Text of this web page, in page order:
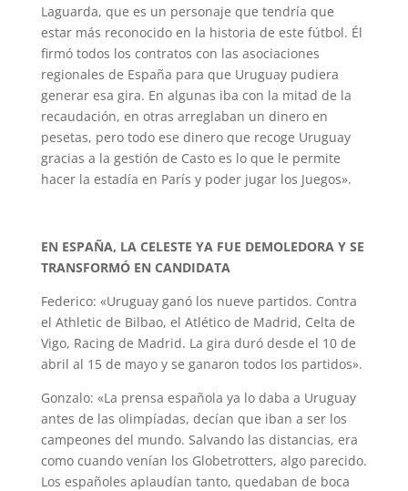
Laguarda, que es un personaje que tendría que
estar más reconocido en la historia de este fútbol. Él
firmó todos los contratos con las asociaciones
regionales de España para que Uruguay pudiera
generar esa gira. En algunas iba con la mitad de la
recaudación, en otras arreglaban un dinero en
pesetas, pero todo ese dinero que recoge Uruguay
gracias a la gestión de Casto es lo que le permite
hacer la estadía en París y poder jugar los Juegos».
EN ESPAÑA, LA CELESTE YA FUE DEMOLEDORA Y SE
TRANSFORMÓ EN CANDIDATA
Federico: «Uruguay ganó los nueve partidos. Contra
el Athletic de Bilbao, el Atlético de Madrid, Celta de
Vigo, Racing de Madrid. La gira duró desde el 10 de
abril al 15 de mayo y se ganaron todos los partidos».
Gonzalo: «La prensa española ya lo daba a Uruguay
antes de las olimpíadas, decían que iban a ser los
campeones del mundo. Salvando las distancias, era
como cuando venían los Globetrotters, algo parecido.
Los españoles aplaudían tanto, quedaban de boca